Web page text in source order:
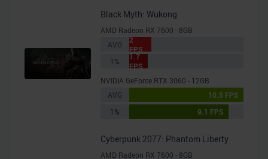
Black Myth: Wukong
AMD Radeon RX 7600 - 8GB
AVG
2
FPS
1%
1.7
FPS
NVIDIA GeForce RTX 3060 - 12GB
AVG
10.5 FPS
1%
9.1 FPS
Cyberpunk 2077: Phantom Liberty
AMD Radeon RX 7600 - 8GB